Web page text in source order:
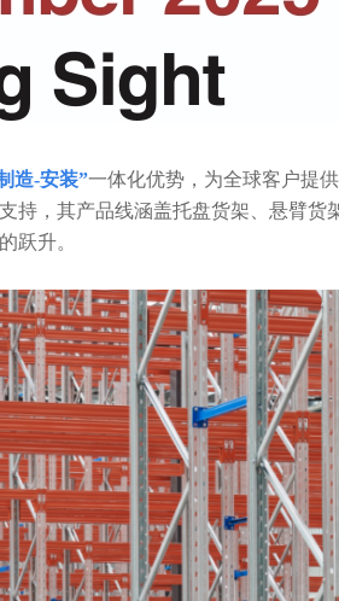
造-安装”一体化优势，为全球客户提供
持，其产品线涵盖托盘货架、悬臂货
跃升。